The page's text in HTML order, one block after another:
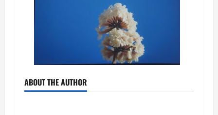
ABOUT THE AUTHOR